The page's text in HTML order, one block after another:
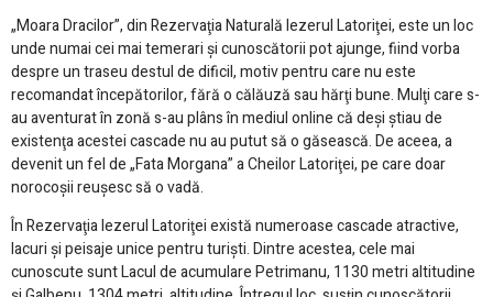
„Moara Dracilor”, din Rezervaţia Naturală Iezerul Latoriţei, este un loc
unde numai cei mai temerari şi cunoscătorii pot ajunge, fiind vorba
despre un traseu destul de dificil, motiv pentru care nu este
recomandat începătorilor, fără o călăuză sau hărţi bune. Mulţi care s-
au aventurat în zonă s-au plâns în mediul online că deşi ştiau de
existenţa acestei cascade nu au putut să o găsească. De aceea, a
devenit un fel de „Fata Morgana” a Cheilor Latoriţei, pe care doar
norocoşii reuşesc să o vadă.
În Rezervaţia Iezerul Latoriţei există numeroase cascade atractive,
lacuri şi peisaje unice pentru turişti. Dintre acestea, cele mai
cunoscute sunt Lacul de acumulare Petrimanu, 1130 metri altitudine